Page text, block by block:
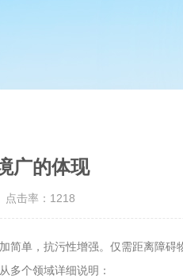
广的体现
击率：1218
单，抗污性增强。仅需距离障碍
多个领域详细说明：